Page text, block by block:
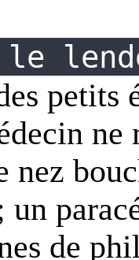
petits
ne
nez
un
de